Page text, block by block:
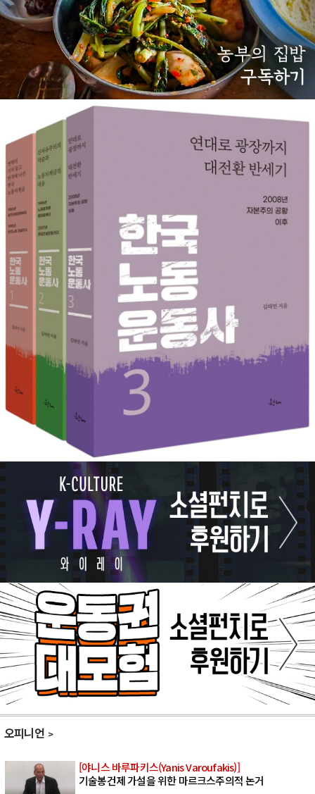
오피니언
[야니스 바루파키스(Yanis Varoufakis)]
기술봉건제 가설을 위한 마르크스주의적 논거